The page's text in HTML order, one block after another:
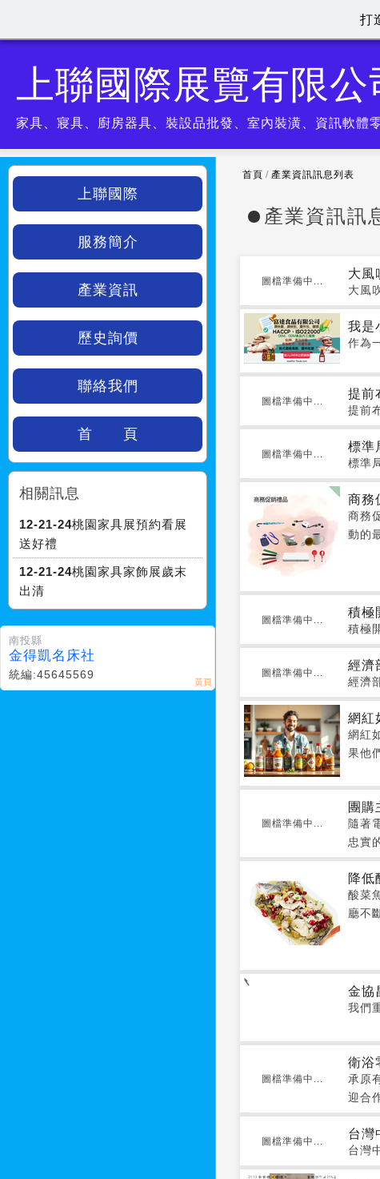
上聯國際展覽有限公
家具、寢具、廚房器具、裝設品批發、室內裝潢、資訊軟體
首頁 / 產業資訊訊息列表
產業資訊訊
圖檔準備中...
大風
大風
我是
作為
圖檔準備中...
提前
提前
圖檔準備中...
標準
標準
商務
商務
動的
圖檔準備中...
積極
積極
圖檔準備中...
經濟
經濟
網紅
網紅
果他
圖檔準備中...
團購
隨著
忠實
降低
酸菜
廳不
金協
我們
圖檔準備中...
衛浴
承原
迎合
圖檔準備中...
台灣
台灣
上聯國際
服務簡介
產業資訊
歷史詢價
聯絡我們
首 頁
相關訊息
12-21-24桃園家具展預約看展
送好禮
12-21-24桃園家具家飾展歲末
出清
南投縣
金得凱名床社
統編:45645569
打